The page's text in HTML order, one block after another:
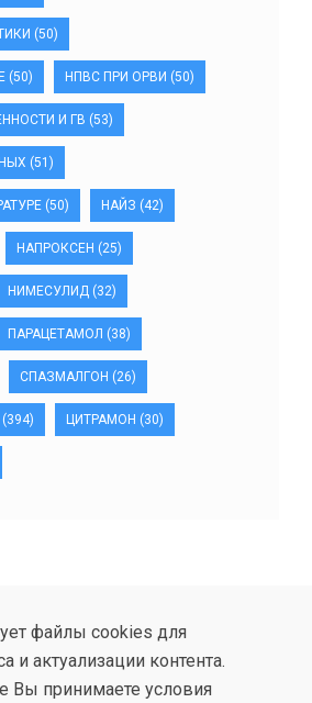
(50)
(50) НПВС ПРИ ОРВИ (50)
И ГВ (53)
(51)
(50) НАЙЗ (42)
НАПРОКСЕН (25)
НИМЕСУЛИД (32)
ПАРАЦЕТАМОЛ (38)
СПАЗМАЛГОН (26)
(394) ЦИТРАМОН (30)
файлы cookies для
и актуализации контента.
Вы принимаете условия